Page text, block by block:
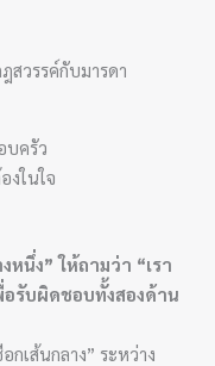
สวรรค์กับมารดา
บครัว
งในใจ
หนึ่ง” ให้ถามว่า “เรา
อรับผิดชอบทั้งสองด้าน
เส้นกลาง” ระหว่าง